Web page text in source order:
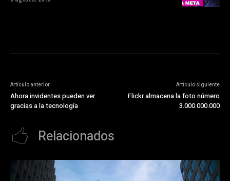
Artículo anterior
Ahora invidentes pueden ver
gracias a la tecnología
Artículo siguiente
Flickr almacena la foto número
3.000.000.000
Relacionados